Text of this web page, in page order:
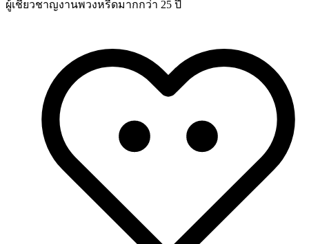
ผู้เชี่ยวชาญงานพวงหรีดมากกว่า 25 ปี